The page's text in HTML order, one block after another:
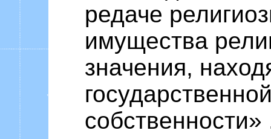
редаче
имущества
значения,